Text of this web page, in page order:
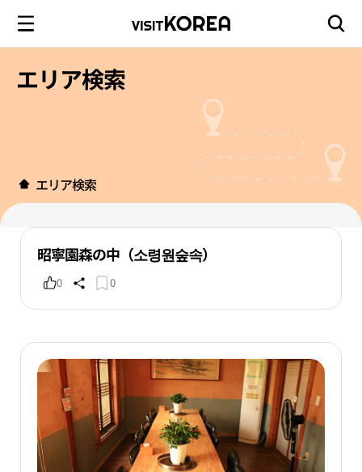
エリア検索
エリア検索
昭寧園森の中（소령원숲속）
0 0